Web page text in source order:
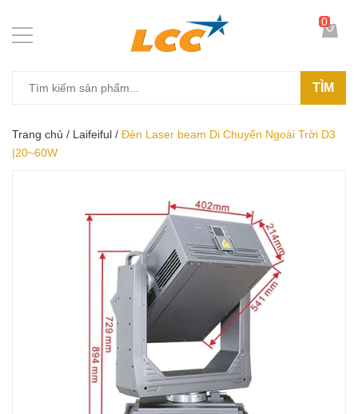
TÌM
0
Trang chủ / Laifeiful / Đèn Laser beam Di Chuyển Ngoài Trời D3
|20~60W